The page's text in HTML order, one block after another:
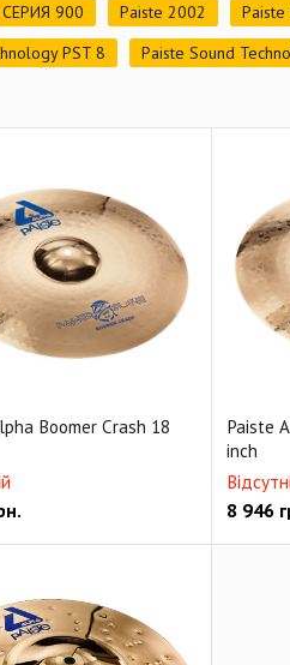
СЕРИЯ 900 Paiste 2002
Paiste
PST 8 Paiste Sound
Boomer Crash 18
Paiste
inch
8 946